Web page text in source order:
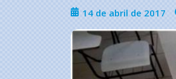
14 de abril de 2017